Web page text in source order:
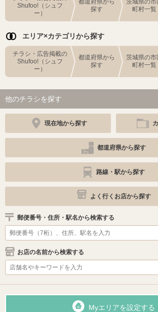
Shufoo!（シュフ
ー）
都道府県から
探す
茨城県の市
町村一覧
エリア×カテゴリから探す
チラシ・広告掲載の
Shufoo!（シュフ
ー）
都道府県から
探す
茨城県の市
町村一覧
他のチラシを探す
現在地から探す
都道府県から探す
路線・駅から探す
よく行くお店から探す
郵便番号・住所・駅名から検索する
お店の名前から検索する
Myエリアを設定する